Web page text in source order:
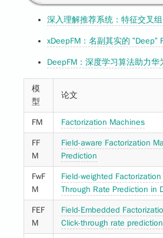
深入理解推荐系统：特征交叉
xDeepFM：名副其实的 ”Deep”
DeepFM：深度学习算法助力华
模
型
论文
FM Factorization Machines
FF
M
Field-aware Factorization
Prediction
FwF
M
Field-weighted
Through Rate Prediction in
FEF
M
Field-Embedded
Click-through rate prediction